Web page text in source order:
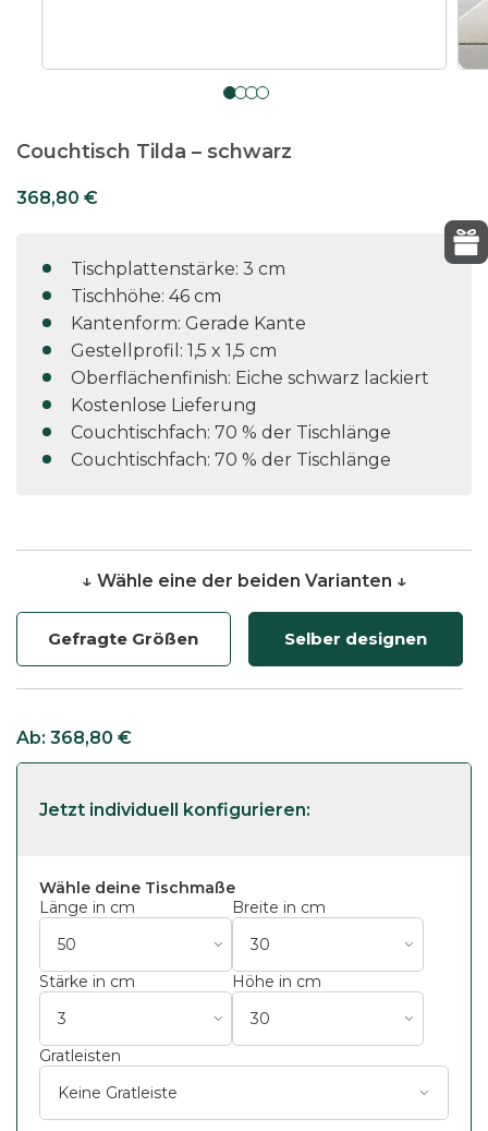
Couchtisch Tilda – schwarz
368,80 €
Tischplattenstärke: 3 cm
Tischhöhe: 46 cm
Kantenform: Gerade Kante
Gestellprofil: 1,5 x 1,5 cm
Oberflächenfinish: Eiche schwarz lackiert
Kostenlose Lieferung
Couchtischfach: 70 % der Tischlänge
Couchtischfach: 70 % der Tischlänge
↓ Wähle eine der beiden Varianten ↓
Gefragte Größen Selber designen
Ab: 368,80 €
Wähle deine Tischmaße
Länge in cm
Breite in cm
Stärke in cm Höhe in cm
Gratleisten